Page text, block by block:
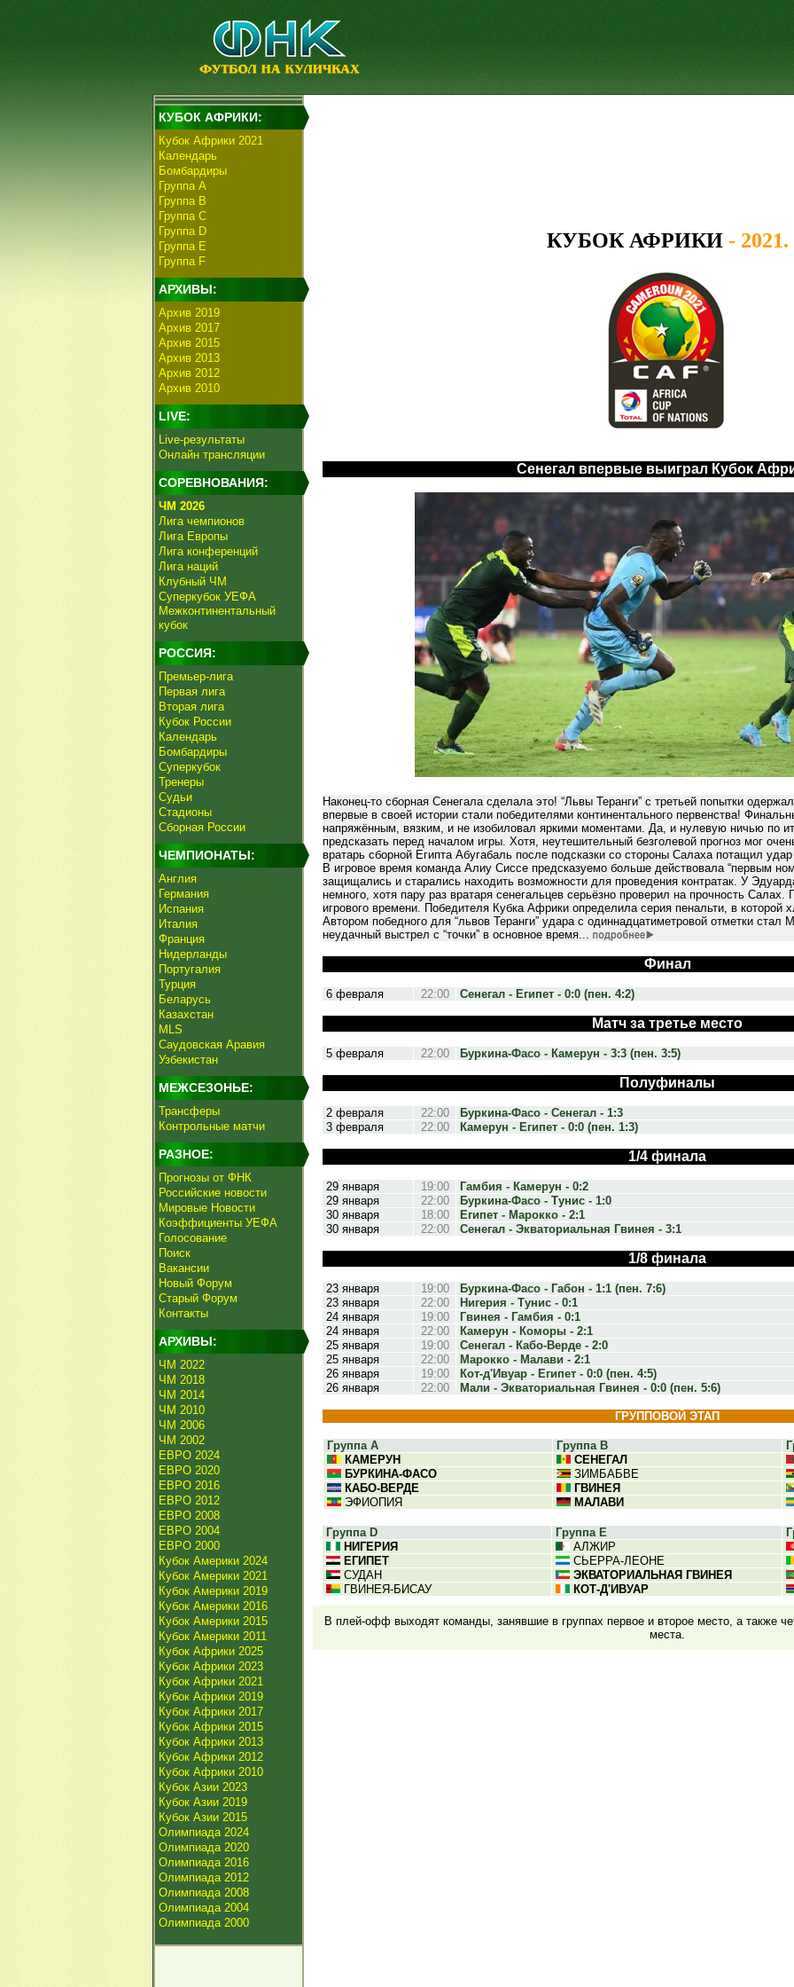
КУБОК АФРИКИ:
Кубок Африки 2021
Календарь
Бомбардиры
Группа А
Группа В
Группа C
Группа D
Группа E
Группа F
АРХИВЫ:
Архив 2019
Архив 2017
Архив 2015
Архив 2013
Архив 2012
Архив 2010
LIVE:
Live-результаты
Онлайн трансляции
СОРЕВНОВАНИЯ:
ЧМ 2026
Лига чемпионов
Лига Европы
Лига конференций
Лига наций
Клубный ЧМ
Суперкубок УЕФА
Межконтинентальный
кубок
РОССИЯ:
Премьер-лига
Первая лига
Вторая лига
Кубок России
Календарь
Бомбардиры
Суперкубок
Тренеры
Судьи
Стадионы
Сборная России
ЧЕМПИОНАТЫ:
Англия
Германия
Испания
Италия
Франция
Нидерланды
Португалия
Турция
Беларусь
Казахстан
MLS
Саудовская Аравия
Узбекистан
МЕЖСЕЗОНЬЕ:
Трансферы
Контрольные матчи
РАЗНОЕ:
Прогнозы от ФНК
Российские новости
Мировые Новости
Коэффициенты УЕФА
Голосование
Поиск
Вакансии
Новый Форум
Старый Форум
Контакты
АРХИВЫ:
ЧМ 2022
ЧМ 2018
ЧМ 2014
ЧМ 2010
ЧМ 2006
ЧМ 2002
ЕВРО 2024
ЕВРО 2020
ЕВРО 2016
ЕВРО 2012
ЕВРО 2008
ЕВРО 2004
ЕВРО 2000
Кубок Америки 2024
Кубок Америки 2021
Кубок Америки 2019
Кубок Америки 2016
Кубок Америки 2015
Кубок Америки 2011
Кубок Африки 2025
Кубок Африки 2023
Кубок Африки 2021
Кубок Африки 2019
Кубок Африки 2017
Кубок Африки 2015
Кубок Африки 2013
Кубок Африки 2012
Кубок Африки 2010
Кубок Азии 2023
Кубок Азии 2019
Кубок Азии 2015
Олимпиада 2024
Олимпиада 2020
Олимпиада 2016
Олимпиада 2012
Олимпиада 2008
Олимпиада 2004
Олимпиада 2000
КУБОК АФРИКИ- 2021.
Сенегал впервые выиграл Кубок
Наконец-то сборная Сенегала сделала это! “Львы Теранги” с третьей попытки
впервые в своей истории стали победителями континентального первенства!
напряжённым, вязким, и не изобиловал яркими моментами. Да, и нулевую ничью по
предсказать перед началом игры. Хотя, неутешительный безголевой прогноз мог
вратарь сборной Египта Абугабаль после подсказки со стороны Салаха потащил
В игровое время команда Алиу Сиссе предсказуемо больше действовала “первым
защищались и старались находить возможности для проведения контратак. У
немного, хотя пару раз вратаря сенегальцев серьёзно проверил на прочность
игрового времени. Победителя Кубка Африки определила серия пенальти, в которой
Автором победного для “львов Теранги” удара с одиннадцатиметровой отметки стал
неудачный выстрел с “точки” в основное время...
Финал
6 февраля 22:00 Сенегал - Египет - 0:0 (пен. 4:2)
Матч за третье место
5 февраля 22:00 Буркина-Фасо - Камерун - 3:3 (пен. 3:5)
Полуфиналы
2 февраля 22:00
Буркина-Фасо - Сенегал - 1:3
3 февраля
22:00 Камерун - Египет - 0:0 (пен. 1:3)
1/4 финала
29 января 19:00
Гамбия - Камерун - 0:2
29 января
22:00
Буркина-Фасо - Тунис - 1:0
30 января
18:00
Египет - Марокко - 2:1
30 января
22:00 Сенегал - Экваториальная Гвинея - 3:1
1/8 финала
23 января 19:00
Буркина-Фасо - Габон - 1:1 (пен. 7:6)
23 января
22:00
Нигерия - Тунис - 0:1
24 января
19:00
Гвинея - Гамбия - 0:1
24 января
22:00
Камерун - Коморы - 2:1
25 января
19:00
Сенегал - Кабо-Верде - 2:0
25 января
22:00
Марокко - Малави - 2:1
26 января
19:00
Кот-д'Ивуар - Египет - 0:0 (пен. 4:5)
26 января
22:00 Мали - Экваториальная Гвинея - 0:0 (пен. 5:6)
ГРУППОВОЙ ЭТАП
Группа A Группа B
КАМЕРУН
СЕНЕГАЛ
БУРКИНА-ФАСО
ЗИМБАБВЕ
КАБО-ВЕРДЕ
ГВИНЕЯ
ЭФИОПИЯ
МАЛАВИ
Группа D Группа E
НИГЕРИЯ
АЛЖИР
ЕГИПЕТ
СЬЕРРА-ЛЕОНЕ
СУДАН
ЭКВАТОРИАЛЬНАЯ ГВИНЕЯ
ГВИНЕЯ-БИСАУ
КОТ-Д'ИВУАР
В плей-офф выходят команды, занявшие в группах первое и второе место, а также
места.